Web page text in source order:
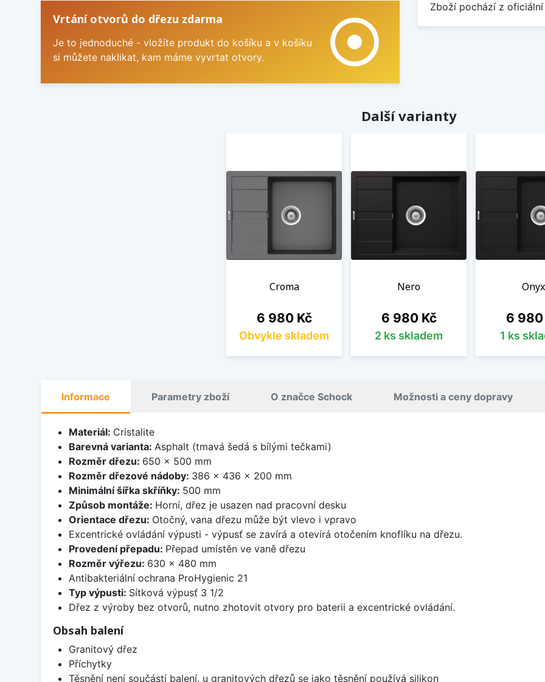
Vrtání otvorů do dřezu zdarma
Je to jednoduché - vložíte produkt do košíku a v košíku
si můžete naklikat, kam máme vyvrtat otvory.
adjust
Zboží pochází z
Další varianty
Croma
Cena
6 980 Kč
Obvykle skladem
Nero
Cena
6 980 Kč
2 ks skladem
Onyx
Cena
6 980
1 ks
Informace Parametry zboží O značce Schock Možnosti a ceny dopravy
Materiál: Cristalite
Barevná varianta: Asphalt (tmavá šedá s bílými tečkami)
Rozměr dřezu: 650 x 500 mm
Rozměr dřezové nádoby: 386 x 436 x 200 mm
Minimální šířka skříňky: 500 mm
Způsob montáže: Horní, dřez je usazen nad pracovní desku
Orientace dřezu: Otočný, vana dřezu může být vlevo i vpravo
Excentrické ovládání výpusti - výpusť se zavírá a otevírá otočením knoflíku na dřezu.
Provedení přepadu: Přepad umístěn ve vaně dřezu
Rozměr výřezu: 630 x 480 mm
Antibakteriální ochrana ProHygienic 21
Typ výpusti: Sítková výpusť 3 1/2
Dřez z výroby bez otvorů, nutno zhotovit otvory pro baterii a excentrické ovládání.
Obsah balení
Granitový dřez
Příchytky
Těsnění není součástí balení, u granitových dřezů se jako těsnění používá silikon